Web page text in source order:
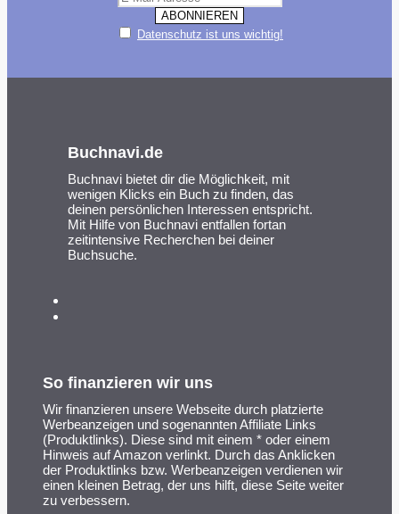
Datenschutz ist uns wichtig!
Buchnavi.de
Buchnavi bietet dir die Möglichkeit, mit
wenigen Klicks ein Buch zu finden, das
deinen persönlichen Interessen entspricht.
Mit Hilfe von Buchnavi entfallen fortan
zeitintensive Recherchen bei deiner
Buchsuche.
So finanzieren wir uns
Wir finanzieren unsere Webseite durch platzierte
Werbeanzeigen und sogenannten Affiliate Links
(Produktlinks). Diese sind mit einem * oder einem
Hinweis auf Amazon verlinkt. Durch das Anklicken
der Produktlinks bzw. Werbeanzeigen verdienen wir
einen kleinen Betrag, der uns hilft, diese Seite weiter
zu verbessern.